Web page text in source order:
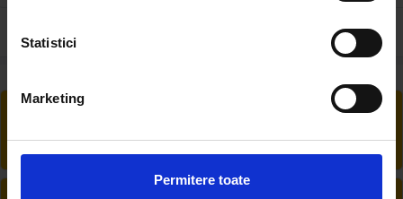
Statistici
Marketing
Permitere toate
produsele de care ai nevoie fără griji